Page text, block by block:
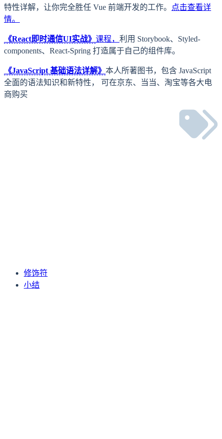
特性详解，让你完全胜任 Vue 前端开发的工作。
点击查看详
情。
《React即时通信UI实战》 课程， 利用 Storybook、Styled-
components、React-Spring 打造属于自己的组件库。
《JavaScript 基础语法详解》 本人所著图书，包含 JavaScript
全面的语法知识和新特性， 可在京东、当当、淘宝等各大电
商购买
修饰符
小结